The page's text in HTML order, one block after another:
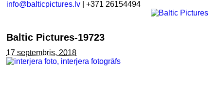
info@balticpictures.lv | +371 26154494
Baltic Pictures-19723
17 septembris, 2018